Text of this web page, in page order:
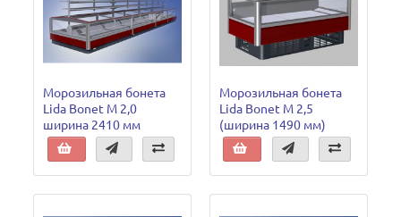
Морозильная бонета
Lida Bonet М 2,0
ширина 2410 мм
Морозильная бонета
Lida Bonet М 2,5
(ширина 1490 мм)